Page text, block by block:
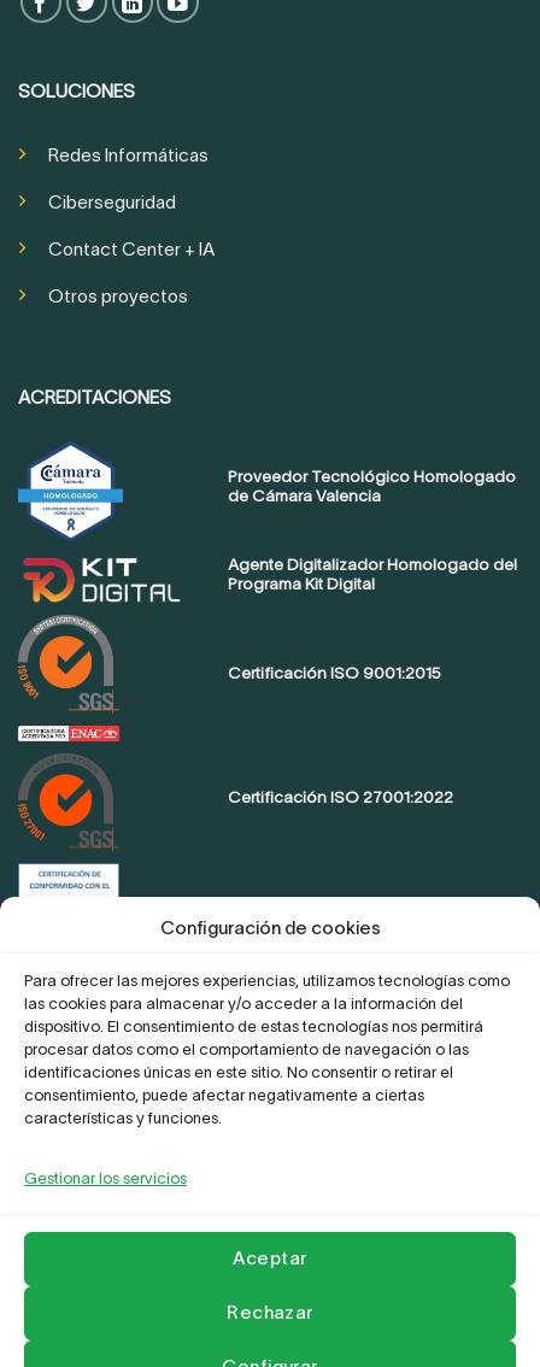
Configuración de cookies
Para ofrecer las mejores experiencias, utilizamos tecnologías como
las cookies para almacenar y/o acceder a la información del
dispositivo. El consentimiento de estas tecnologías nos permitirá
procesar datos como el comportamiento de navegación o las
identificaciones únicas en este sitio. No consentir o retirar el
consentimiento, puede afectar negativamente a ciertas
características y funciones.
Gestionar los servicios
Aceptar
Rechazar
SOLUCIONES
Redes Informáticas
Ciberseguridad
Contact Center + IA
Otros proyectos
ACREDITACIONES
Proveedor Tecnológico Homologado
de Cámara Valencia
Agente Digitalizador Homologado del
Programa Kit Digital
Certificación ISO 9001:2015
Certificación ISO 27001:2022
ENS
Proyecto Digitaliza Teletrabajo
La Empresa
Aviso legal y Politica de privacidad